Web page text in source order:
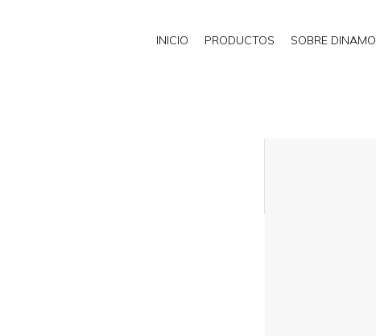
INICIO PRODUCTOS SOBRE DINAMO